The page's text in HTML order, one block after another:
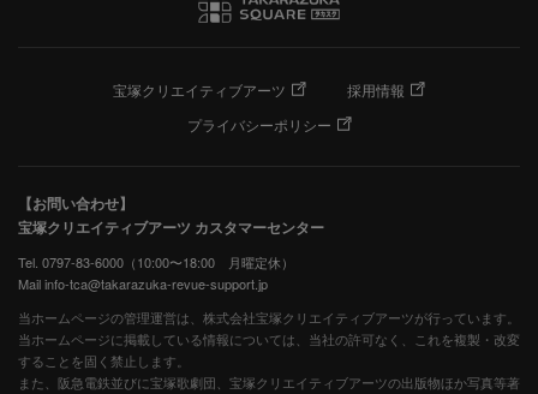
宝塚クリエイティブアーツ
採用情報
プライバシーポリシー
【お問い合わせ】
宝塚クリエイティブアーツ カスタマーセンター
Tel. 0797-83-6000（10:00〜18:00 月曜定休）
Mail info-tca@takarazuka-revue-support.jp
当ホームページの管理運営は、株式会社宝塚クリエイティブアーツが行っています。
当ホームページに掲載している情報については、当社の許可なく、これを複製・改変
することを固く禁止します。
また、阪急電鉄並びに宝塚歌劇団、宝塚クリエイティブアーツの出版物ほか写真等著